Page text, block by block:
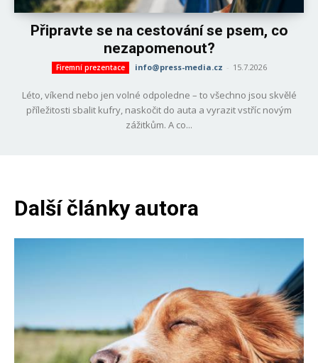
Připravte se na cestování se psem, co
nezapomenout?
Firemní prezentace info@press-media.cz - 15.7.2026
Léto, víkend nebo jen volné odpoledne – to všechno jsou skvělé
příležitosti sbalit kufry, naskočit do auta a vyrazit vstříc novým
zážitkům. A co...
Další články autora